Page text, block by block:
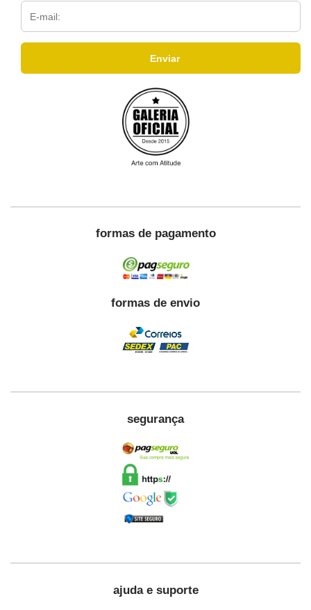
formas de pagamento
formas de envio
segurança
ajuda e suporte